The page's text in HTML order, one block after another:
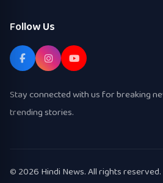
Follow Us
Stay connected with us for breaking
trending stories.
© 2026 Hindi News. All rights reserved.